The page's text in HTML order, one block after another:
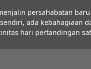
persahabatan
ada
hari pertandingan